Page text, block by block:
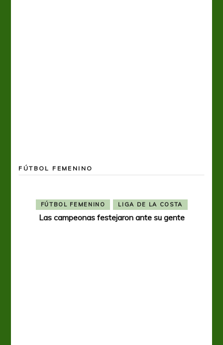
FÚTBOL FEMENINO
FÚTBOL FEMENINO LIGA DE LA COSTA
Las campeonas festejaron ante su gente